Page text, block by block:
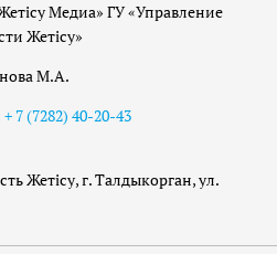
Медиа» ГУ «Управление
Жетісу»
М.А.
+ 7 (7282) 40-20-43
Жетісу, г. Талдыкорган, ул.